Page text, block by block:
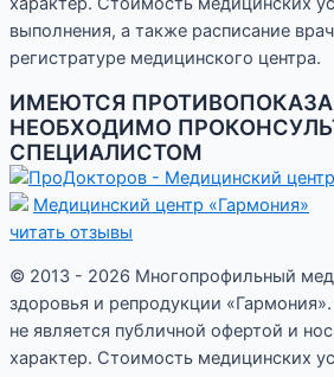
выполнения, а также расписание
регистратуре медицинского центра.
ИМЕЮТСЯ
НЕОБХОДИМО
СПЕЦИАЛИСТОМ
Медицинский центр «Гармония»
читать отзывы
© 2013 - 2026 Многопрофильный
здоровья и репродукции
не является публичной офертой и
характер. Стоимость медицинских